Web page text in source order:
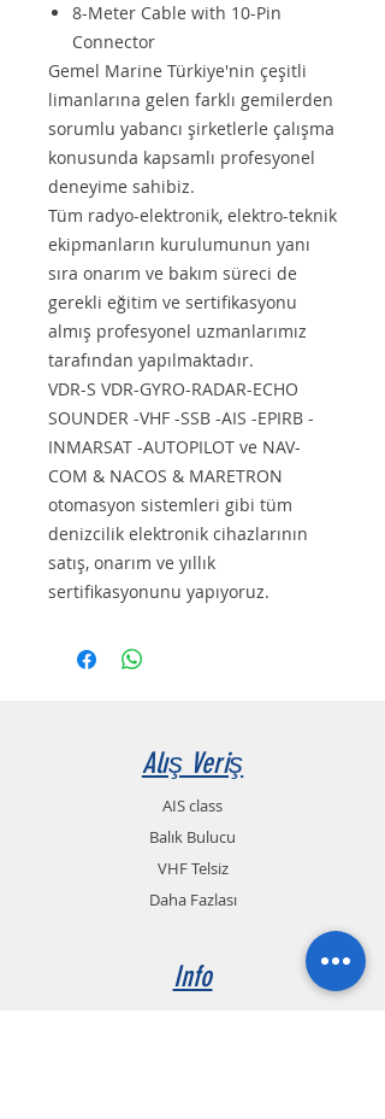
8-Meter Cable with 10-Pin
Connector
Gemel Marine Türkiye'nin çeşitli
limanlarına gelen farklı gemilerden
sorumlu yabancı şirketlerle çalışma
konusunda kapsamlı profesyonel
deneyime sahibiz.
Tüm radyo-elektronik, elektro-teknik
ekipmanların kurulumunun yanı
sıra onarım ve bakım süreci de
gerekli eğitim ve sertifikasyonu
almış profesyonel uzmanlarımız
tarafından yapılmaktadır.
VDR-S VDR-GYRO-RADAR-ECHO
SOUNDER -VHF -SSB -AIS -EPIRB -
INMARSAT -AUTOPILOT ve NAV-
COM & NACOS & MARETRON
otomasyon sistemleri gibi tüm
denizcilik elektronik cihazlarının
satış, onarım ve yıllık
sertifikasyonunu yapıyoruz.
Alış Veriş
AIS class
Balık Bulucu
VHF Telsiz
Daha Fazlası
Info